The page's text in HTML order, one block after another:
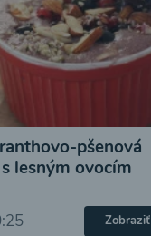
pšenová
lesným ovocím
Zobraziť